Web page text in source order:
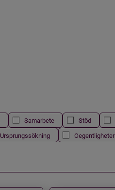
Samarbete Stöd
Ursprungssökning Oegentligheter